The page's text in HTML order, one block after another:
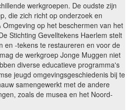
werkgroepen. De oudste zijn
die zich richt op onderzoek en
op het beschermen van het
Stichting Gevelltekens Haerlem stelt
en -tekens te restaureren en voor de
de werkgroep Jonge Muggen niet
diverse educatieve programma's
jeugd omgevingsgeschiedenis bij te
samengewerkt met de andere
zoals de musea en het Noord-